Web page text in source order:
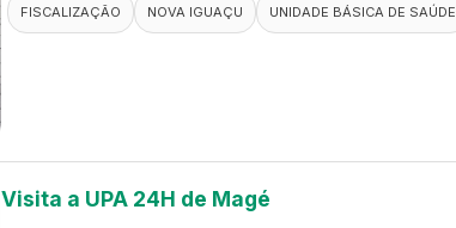
FISCALIZAÇÃO NOVA IGUAÇU UNIDADE BÁSICA DE SAÚDE
Visita a UPA 24H de Magé